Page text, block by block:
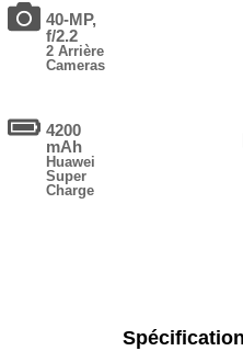
40-MP,
f/2.2
2 Arrière
Cameras
4200
mAh
Huawei
Super
Charge